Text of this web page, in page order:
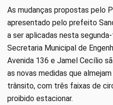
As mudanças propostas pelo
apresentado pelo prefeito
a ser aplicadas nesta
Secretaria Municipal de
Avenida 136 e Jamel Cecílio
as novas medidas que
trânsito, com três faixas de
proibido estacionar.